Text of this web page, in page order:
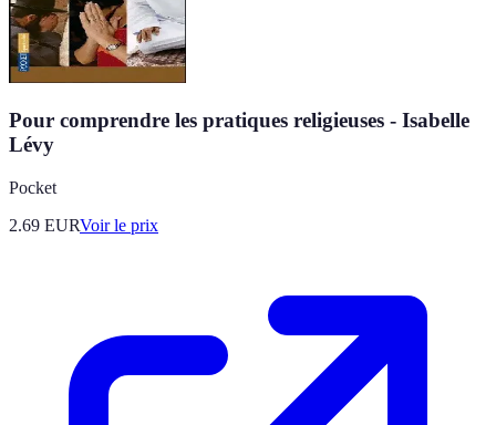
Pour comprendre les pratiques religieuses - Isabelle
Lévy
Pocket
2.69 EURVoir le prix